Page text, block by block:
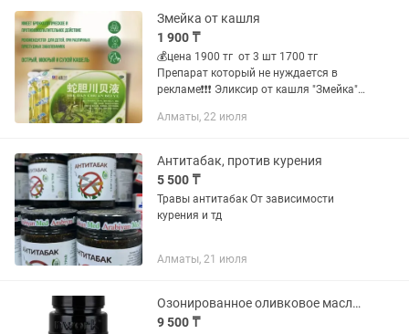
Змейка от кашля
1 900 ₸
💰цена 1900 тг от 3 шт 1700 тг
Препарат который не нуждается в
рекламе❗❗❗ Эликсир от кашля "Змейка"
препаратов от кашля и для чистки
Алматы, 22 июля
Антитабак, против курения
5 500 ₸
Травы антитабак От зависимости
курения и тд
Алматы, 21 июля
Озонированное оливковое масло в капсулах, Nwork International
9 500 ₸